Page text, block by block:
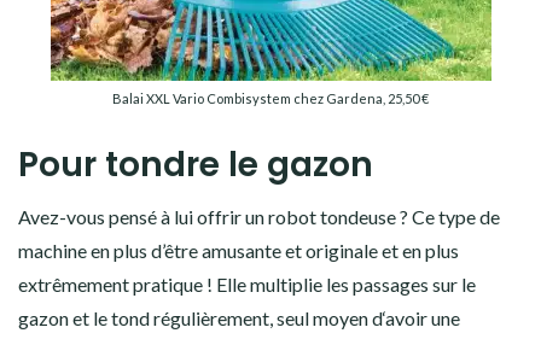
Balai XXL Vario Combisystem chez Gardena, 25,50 €
Pour tondre le gazon
Avez-vous pensé à lui offrir un robot tondeuse ? Ce type de
machine en plus d’être amusante et originale et en plus
extrêmement pratique ! Elle multiplie les passages sur le
gazon et le tond régulièrement, seul moyen d‘avoir une